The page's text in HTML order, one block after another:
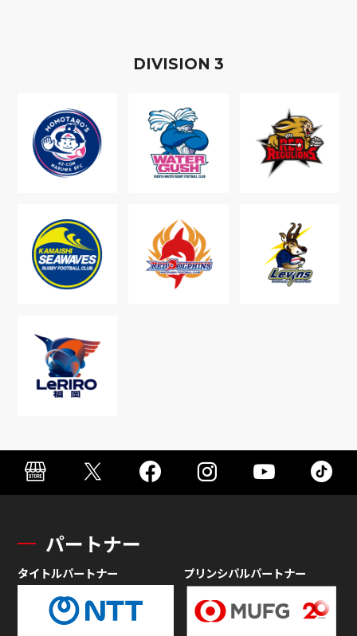
DIVISION 3
パートナー
タイトルパートナー プリンシパルパートナー